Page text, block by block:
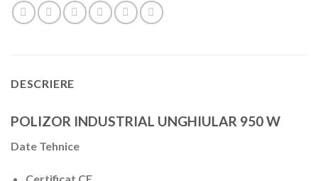
DESCRIERE
POLIZOR INDUSTRIAL UNGHIULAR 950 W
Date Tehnice
Certificat CE